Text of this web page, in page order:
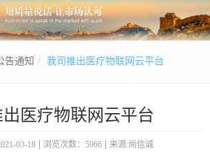
告通知 我司推出医疗物联网云平台
医疗物联网云平台
03-18 浏览次数：5966 来源:尚信诚